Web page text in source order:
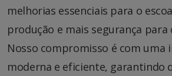
melhorias essenciais para o
produção e mais segurança
Nosso compromisso é com
moderna e eficiente, garantindo